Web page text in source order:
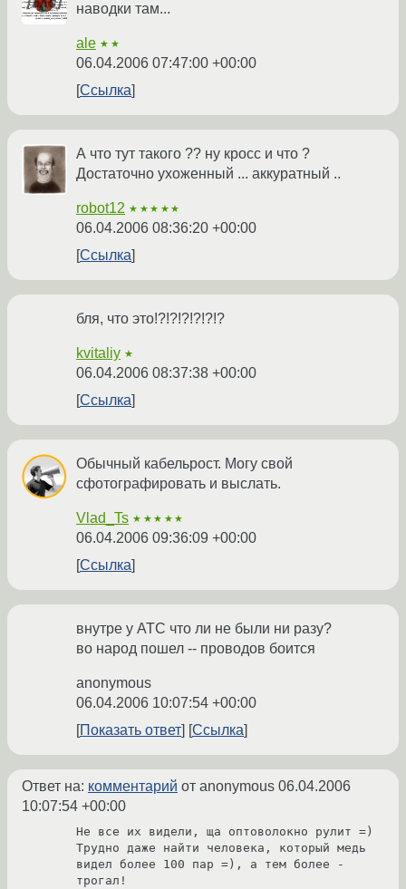
наводки там...
ale ★★
06.04.2006 07:47:00 +00:00
Ссылка
А что тут такого ?? ну кросс и что ?
Достаточно ухоженный ... аккуратный ..
robot12 ★★★★★
06.04.2006 08:36:20 +00:00
Ссылка
бля, что это!?!?!?!?!?!?
kvitaliy ★
06.04.2006 08:37:38 +00:00
Ссылка
Обычный кабельрост. Могу свой
сфотографировать и выслать.
Vlad_Ts ★★★★★
06.04.2006 09:36:09 +00:00
Ссылка
внутре у АТС что ли не были ни разу?
во народ пошел -- проводов боится
anonymous
06.04.2006 10:07:54 +00:00
Показать ответ
Ссылка
Ответ на: комментарий от anonymous 06.04.2006
10:07:54 +00:00
Не все их видели, ща оптоволокно рулит =)
Трудно даже найти человека, который медь
видел более 100 пар =), а тем более -
трогал!